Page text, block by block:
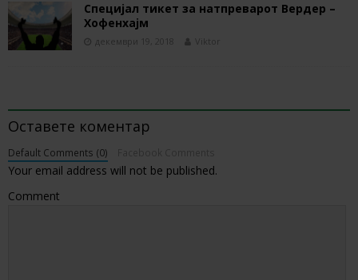
Специјал тикет за натпреварот Вердер –
Хофенхајм
декември 19, 2018 Viktor
Оставете коментар
Default Comments (0)
Your email address will not be published.
Comment